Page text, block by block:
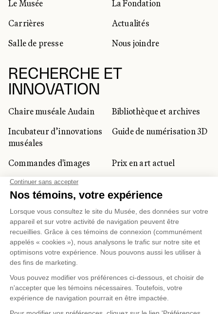
Le Musée
La Fondation
Carrières
Actualités
Salle de presse
Nous joindre
RECHERCHE ET
INNOVATION
Chaire muséale Audain
Bibliothèque et archives
Incubateur d’innovations
muséales
Guide de numérisation 3D
Commandes d'images
Prix en art actuel
Prix Lynne-Cohen
CLIENTÈLE CORPORATIVE
ET PRIVÉE
Location d'espaces
Activités corporatives
professionnels du
tourisme